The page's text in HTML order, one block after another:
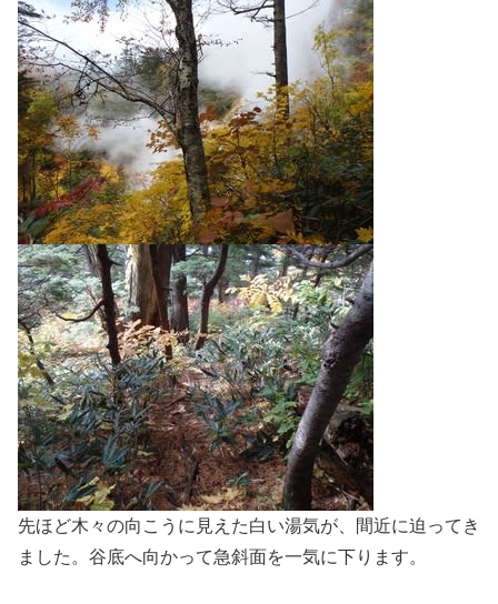
先ほど木々の向こうに見えた白い湯気が、間近に迫ってき
ました。谷底へ向かって急斜面を一気に下ります。